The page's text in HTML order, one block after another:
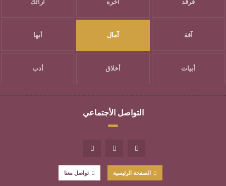
فرقد آخره آرائك
آفة آمال أبها
أبيات أخلاق أدب
التواصل الأجتماعي
الصفحة الرئيسية تواصل معنا